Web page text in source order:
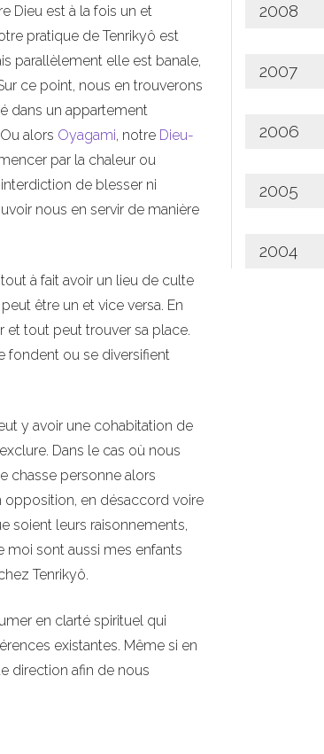
Dieu est à la fois un et
pratique de Tenrikyô est
parallèlement elle est banale,
ce point, nous en trouverons
dans un appartement
alors Oyagami, notre Dieu-
par la chaleur ou
de blesser ni
nous en servir de manière
à fait avoir un lieu de culte
être un et vice versa. En
et tout peut trouver sa place.
fondent ou se diversifient
y avoir une cohabitation de
Dans le cas où nous
chasse personne alors
opposition, en désaccord voire
soient leurs raisonnements,
moi sont aussi mes enfants
Tenrikyô.
en clarté spirituel qui
existantes. Même si en
direction afin de nous
2008
2007
2006
2005
2004